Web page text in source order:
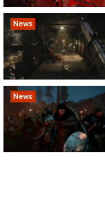
News
News